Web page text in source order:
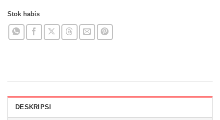
Stok habis
DESKRIPSI